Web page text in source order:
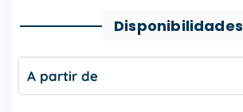
Disponibilidades
A partir de